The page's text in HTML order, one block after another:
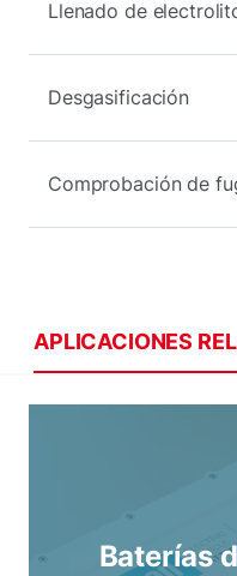
Llenado de
Desgasificación
Comprobación de
APLICACIONES
Baterías